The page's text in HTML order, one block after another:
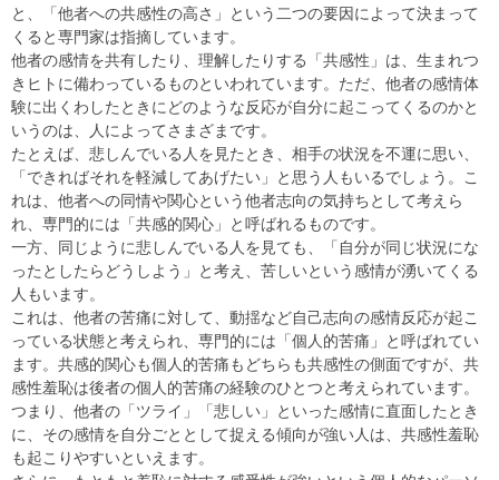
と、「他者への共感性の高さ」という二つの要因によって決まって
くると専門家は指摘しています。
他者の感情を共有したり、理解したりする「共感性」は、生まれつ
きヒトに備わっているものといわれています。ただ、他者の感情体
験に出くわしたときにどのような反応が自分に起こってくるのかと
いうのは、人によってさまざまです。
たとえば、悲しんでいる人を見たとき、相手の状況を不運に思い、
「できればそれを軽減してあげたい」と思う人もいるでしょう。こ
れは、他者への同情や関心という他者志向の気持ちとして考えら
れ、専門的には「共感的関心」と呼ばれるものです。
一方、同じように悲しんでいる人を見ても、「自分が同じ状況にな
ったとしたらどうしよう」と考え、苦しいという感情が湧いてくる
人もいます。
これは、他者の苦痛に対して、動揺など自己志向の感情反応が起こ
っている状態と考えられ、専門的には「個人的苦痛」と呼ばれてい
ます。共感的関心も個人的苦痛もどちらも共感性の側面ですが、共
感性羞恥は後者の個人的苦痛の経験のひとつと考えられています。
つまり、他者の「ツライ」「悲しい」といった感情に直面したとき
に、その感情を自分ごととして捉える傾向が強い人は、共感性羞恥
も起こりやすいといえます。